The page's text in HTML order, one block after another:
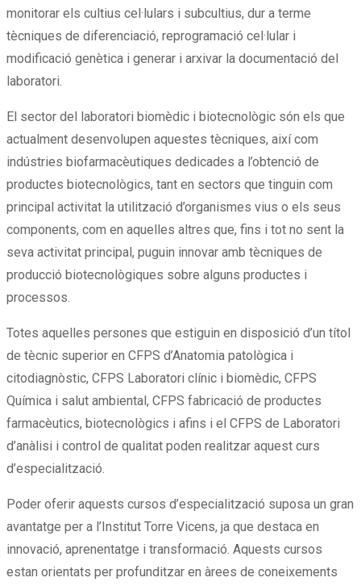
monitorar els cultius cel·lulars i subcultius, dur a terme
tècniques de diferenciació, reprogramació cel·lular i
modificació genètica i generar i arxivar la documentació del
laboratori.
El sector del laboratori biomèdic i biotecnològic són els que
actualment desenvolupen aquestes tècniques, així com
indústries biofarmacèutiques dedicades a l’obtenció de
productes biotecnològics, tant en sectors que tinguin com
principal activitat la utilització d’organismes vius o els seus
components, com en aquelles altres que, fins i tot no sent la
seva activitat principal, puguin innovar amb tècniques de
producció biotecnològiques sobre alguns productes i
processos.
Totes aquelles persones que estiguin en disposició d’un títol
de tècnic superior en CFPS d’Anatomia patològica i
citodiagnòstic, CFPS Laboratori clínic i biomèdic, CFPS
Química i salut ambiental, CFPS fabricació de productes
farmacèutics, biotecnològics i afins i el CFPS de Laboratori
d’anàlisi i control de qualitat poden realitzar aquest curs
d’especialització.
Poder oferir aquests cursos d’especialització suposa un gran
avantatge per a l’Institut Torre Vicens, ja que destaca en
innovació, aprenentatge i transformació. Aquests cursos
estan orientats per profunditzar en àrees de coneixements